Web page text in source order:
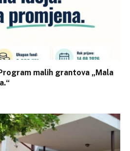
malih grantova „Mala